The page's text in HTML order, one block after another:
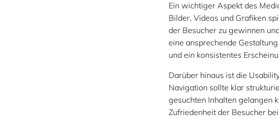
Ein wichtiger Aspekt des
Bilder, Videos und Grafiken
der Besucher zu gewinnen
eine ansprechende
und ein konsistentes
Darüber hinaus ist die
Navigation sollte klar
gesuchten Inhalten gelangen
Zufriedenheit der Besucher